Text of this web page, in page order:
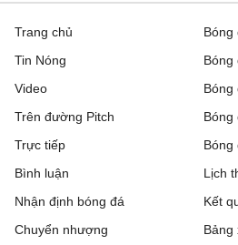
2 - 0
Toluca 3 - 0
Los Angeles FC 1 - 1
VĐQG Argentina, Hôm
Boca Juniors 1 - 0
Trang chủ
Tin Nóng
Video
Trên đường Pitch
Trực tiếp
Bóng
Bóng
Bóng
Bóng
Bóng
Bình luận
Nhận định bóng đá
Chuyển nhượng
Lịch
Kết
Bảng